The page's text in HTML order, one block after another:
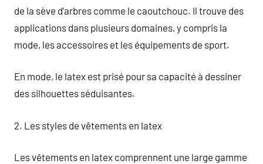
de la sève d’arbres comme le caoutchouc. Il trouve des
applications dans plusieurs domaines, y compris la
mode, les accessoires et les équipements de sport.
En mode, le latex est prisé pour sa capacité à dessiner
des silhouettes séduisantes.
2. Les styles de vêtements en latex
Les vêtements en latex comprennent une large gamme